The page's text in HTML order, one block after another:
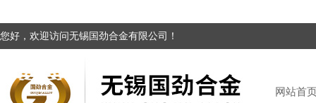
您好，欢迎访问无锡国劲合金有限公司！
网站首